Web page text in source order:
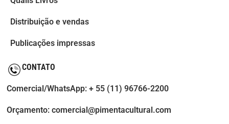
Distribuição e vendas
Publicações impressas
CONTATO
Comercial/WhatsApp: + 55 (11) 96766-2200
Orçamento: comercial@pimentacultural.com